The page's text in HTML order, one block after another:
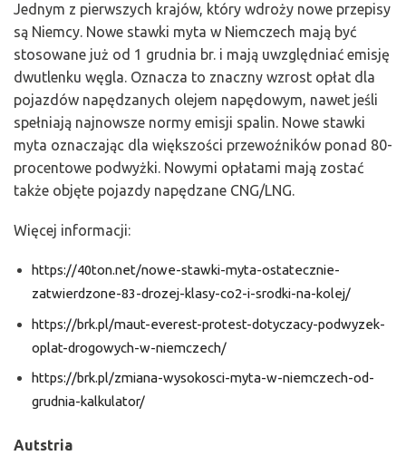
Jednym z pierwszych krajów, który wdroży nowe przepisy
są Niemcy. Nowe stawki myta w Niemczech mają być
stosowane już od 1 grudnia br. i mają uwzględniać emisję
dwutlenku węgla. Oznacza to znaczny wzrost opłat dla
pojazdów napędzanych olejem napędowym, nawet jeśli
spełniają najnowsze normy emisji spalin. Nowe stawki
myta oznaczając dla większości przewoźników ponad 80-
procentowe podwyżki. Nowymi opłatami mają zostać
także objęte pojazdy napędzane CNG/LNG.
Więcej informacji:
https://40ton.net/nowe-stawki-myta-ostatecznie-
zatwierdzone-83-drozej-klasy-co2-i-srodki-na-kolej/
https://brk.pl/maut-everest-protest-dotyczacy-podwyzek-
oplat-drogowych-w-niemczech/
https://brk.pl/zmiana-wysokosci-myta-w-niemczech-od-
grudnia-kalkulator/
Autstria